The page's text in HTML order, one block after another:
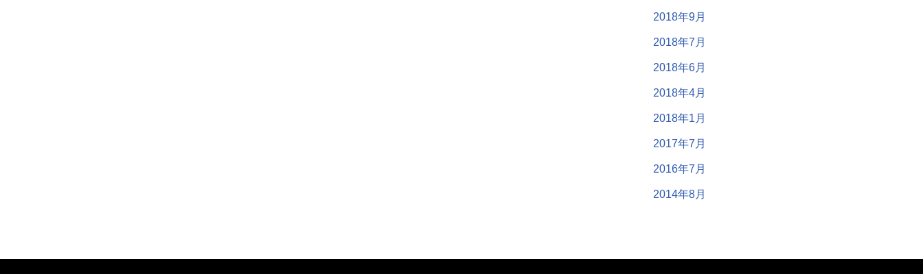
2018年9月
2018年7月
2018年6月
2018年4月
2018年1月
2017年7月
2016年7月
2014年8月